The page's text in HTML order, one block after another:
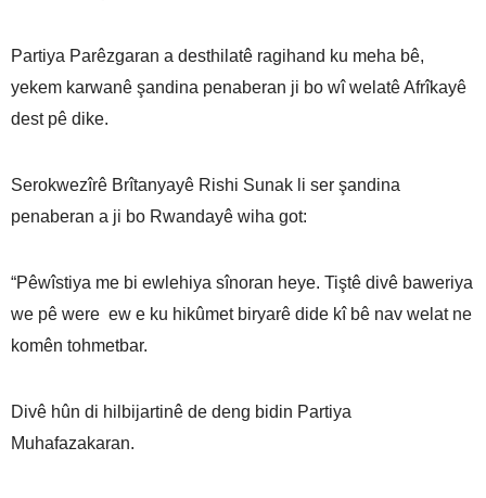
Partiya Parêzgaran a desthilatê ragihand ku meha bê,
yekem karwanê şandina penaberan ji bo wî welatê Afrîkayê
dest pê dike.
Serokwezîrê Brîtanyayê Rishi Sunak li ser şandina
penaberan a ji bo Rwandayê wiha got:
“Pêwîstiya me bi ewlehiya sînoran heye. Tiştê divê baweriya
we pê were ew e ku hikûmet biryarê dide kî bê nav welat ne
komên tohmetbar.
Divê hûn di hilbijartinê de deng bidin Partiya
Muhafazakaran.